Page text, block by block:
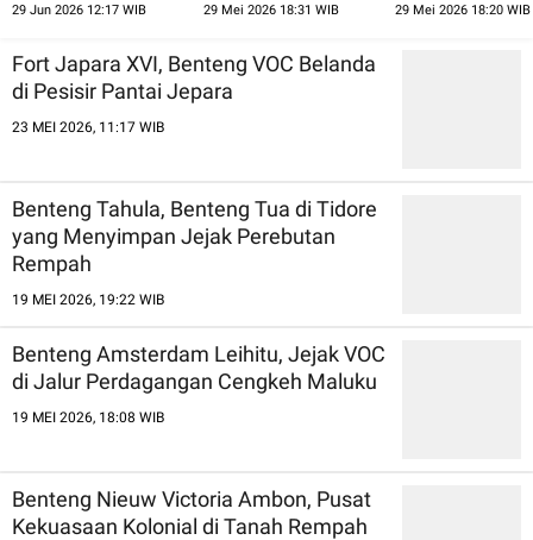
29 Jun 2026 12:17 WIB 29 Mei 2026 18:31 WIB 29 Mei 2026 18:20 WIB
Fort Japara XVI, Benteng VOC Belanda
di Pesisir Pantai Jepara
23 MEI 2026, 11:17 WIB
Benteng Tahula, Benteng Tua di Tidore
yang Menyimpan Jejak Perebutan
Rempah
19 MEI 2026, 19:22 WIB
Benteng Amsterdam Leihitu, Jejak VOC
di Jalur Perdagangan Cengkeh Maluku
19 MEI 2026, 18:08 WIB
Benteng Nieuw Victoria Ambon, Pusat
Kekuasaan Kolonial di Tanah Rempah